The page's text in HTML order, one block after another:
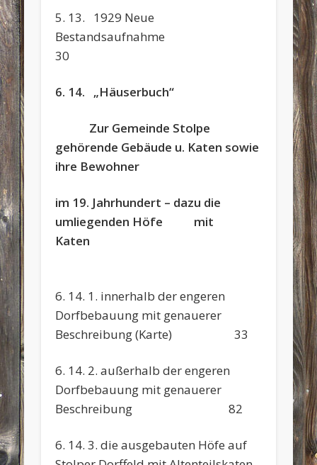
5. 13. 1929 Neue
30
6. 14. „Häuserbuch“
Zur Gemeinde Stolpe
gehörende Gebäude u. Katen sowie
ihre Bewohner
im 19. Jahrhundert – dazu die
umliegenden Höfe mit
Katen
6. 14. 1. innerhalb der engeren
Dorfbebauung mit genauerer
Beschreibung (Karte) 33
6. 14. 2. außerhalb der engeren
Dorfbebauung mit genauerer
Beschreibung 82
6. 14. 3. die ausgebauten Höfe auf